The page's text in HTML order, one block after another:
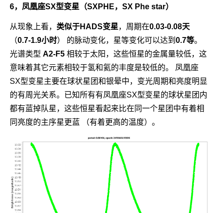
6，凤凰座SX型变星（SXPHE，SX Phe star）
从现象上看， 类似于HADS变星，周期在0.03-0.08天
（0.7-1.9小时） 的脉动变化，星等变化可以达到 0.7等。
光谱类型 A2-F5 相较于太阳，这些恒星的金属量较低，这
意味着其它元素相较于氢和氦的丰度是较低的。 凤凰座
SX型变星主要在球状星团和银晕中，变光周期和亮度明显
的有周光关系。已知所有有凤凰座SX型变星的球状星团内
都有蓝掉队星，这些恒星看起来比在同一个星团中有着相
同亮度的主序星更蓝 （有着更高的温度）。